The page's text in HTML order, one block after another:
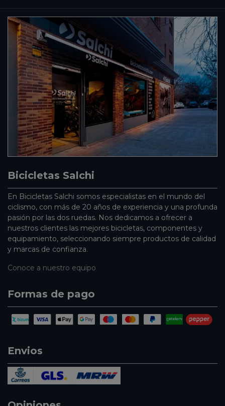
Bicicletas Salchi
En Bicicletas Salchi somos especialistas en el mundo del
ciclismo, con más de 20 años de experiencia y una profunda
pasión por las dos ruedas. Nos dedicamos a ofrecer a
nuestros clientes las mejores bicicletas, componentes y
equipamiento, seleccionando siempre productos de calidad
y marcas de confianza.
Conoce a nuestro equipo
Formas de pago
Envios